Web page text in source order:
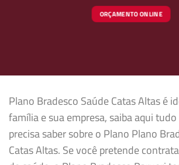
ORÇAMENTO ONLINE
Plano Bradesco Saúde Catas Altas é
família e sua empresa, saiba aqui
precisa saber sobre o Plano Plano
Catas Altas. Se você pretende